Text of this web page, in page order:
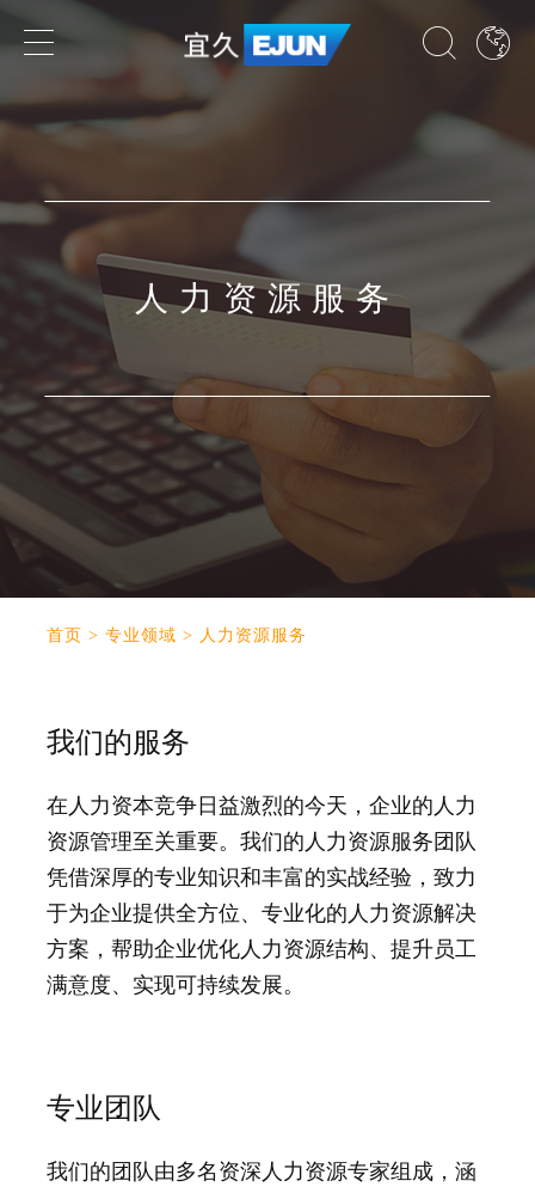
人力资源服务
首页 > 专业领域 > 人力资源服务
我们的服务
在人力资本竞争日益激烈的今天，企业的人力
资源管理至关重要。我们的人力资源服务团队
凭借深厚的专业知识和丰富的实战经验，致力
于为企业提供全方位、专业化的人力资源解决
方案，帮助企业优化人力资源结构、提升员工
满意度、实现可持续发展。
专业团队
我们的团队由多名资深人力资源专家组成，涵
业务领域
行业领域
了解我们的专业领域